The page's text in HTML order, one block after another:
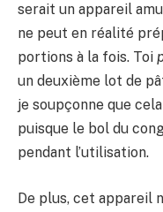
serait un appareil
ne peut en réalité
portions à la fois. Toi
un deuxième lot de
je soupçonne que
puisque le bol du
pendant l’utilisation.
De plus, cet appareil